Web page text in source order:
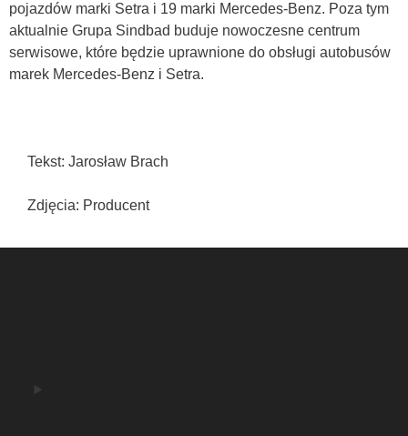
pojazdów marki Setra i 19 marki Mercedes-Benz. Poza tym
aktualnie Grupa Sindbad buduje nowoczesne centrum
serwisowe, które będzie uprawnione do obsługi autobusów
marek Mercedes-Benz i Setra.
Tekst: Jarosław Brach
Zdjęcia: Producent